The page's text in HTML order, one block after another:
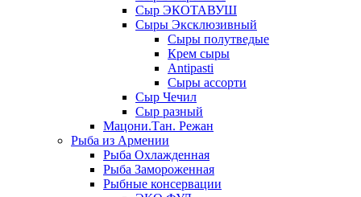
Сыр ЭКОТАВУШ
Сыры Эксклюзивный
Сыры полутведые
Крем сыры
Antipasti
Сыры ассорти
Сыр Чечил
Сыр разный
Мацони.Тан. Режан
Рыба из Армении
Рыба Охлажденная
Рыба Замороженная
Рыбные консервации